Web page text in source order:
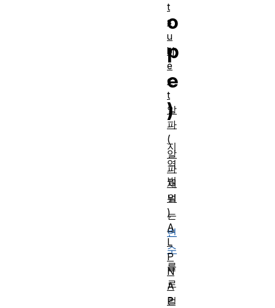
o
p
e
)
지
역
범
위
는
변
수
를
로
컬
t
s
u
bj
e
c
t
알
파
(
알
파
채
널
)
A
L
P
N
A
P